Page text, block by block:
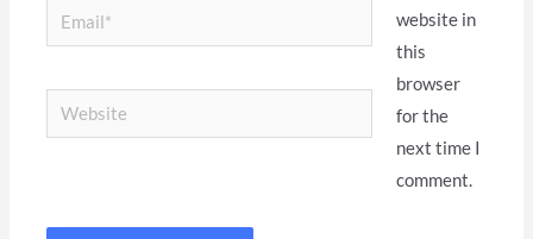
Email*
Website
website in
this
browser
for the
next time I
comment.